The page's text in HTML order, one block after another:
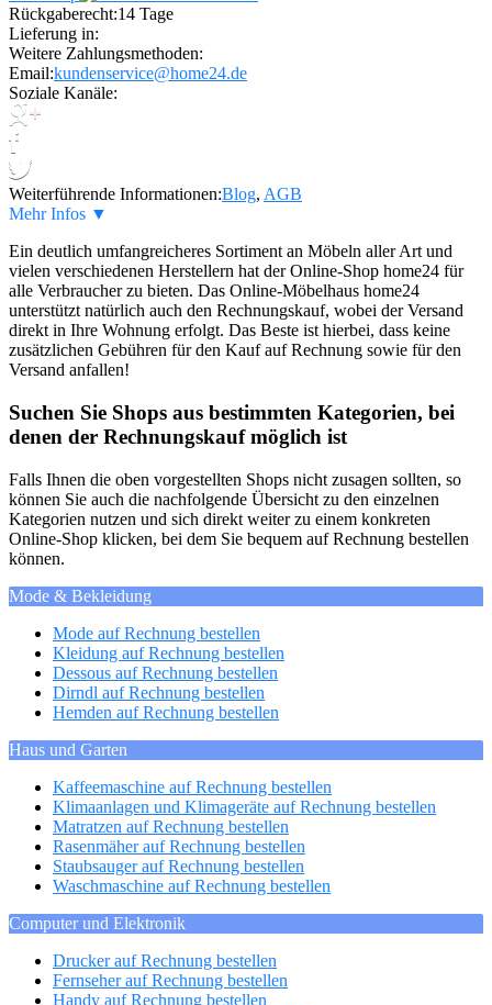
Rückgaberecht:14 Tage
Lieferung in:
Weitere Zahlungsmethoden:
Email:kundenservice@home24.de
Soziale Kanäle:
Weiterführende Informationen:Blog, AGB
Mehr Infos ▼
Ein deutlich umfangreicheres Sortiment an Möbeln aller Art und
vielen verschiedenen Herstellern hat der Online-Shop home24 für
alle Verbraucher zu bieten. Das Online-Möbelhaus home24
unterstützt natürlich auch den Rechnungskauf, wobei der Versand
direkt in Ihre Wohnung erfolgt. Das Beste ist hierbei, dass keine
zusätzlichen Gebühren für den Kauf auf Rechnung sowie für den
Versand anfallen!
Suchen Sie Shops aus bestimmten Kategorien, bei
denen der Rechnungskauf möglich ist
Falls Ihnen die oben vorgestellten Shops nicht zusagen sollten, so
können Sie auch die nachfolgende Übersicht zu den einzelnen
Kategorien nutzen und sich direkt weiter zu einem konkreten
Online-Shop klicken, bei dem Sie bequem auf Rechnung bestellen
können.
Mode & Bekleidung
Mode auf Rechnung bestellen
Kleidung auf Rechnung bestellen
Dessous auf Rechnung bestellen
Dirndl auf Rechnung bestellen
Hemden auf Rechnung bestellen
Haus und Garten
Kaffeemaschine auf Rechnung bestellen
Klimaanlagen und Klimageräte auf Rechnung bestellen
Matratzen auf Rechnung bestellen
Rasenmäher auf Rechnung bestellen
Staubsauger auf Rechnung bestellen
Waschmaschine auf Rechnung bestellen
Computer und Elektronik
Drucker auf Rechnung bestellen
Fernseher auf Rechnung bestellen
Handy auf Rechnung bestellen